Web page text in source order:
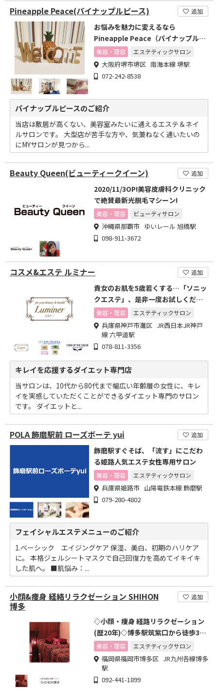
Pineapple Peace(パイナップルピース) 追加
お悩みを魅力に変えるなら
Pineapple Peace（パイナップルピ
ース）へ♪
美容・理容 エステティックサロン
大阪府堺市堺区 南海本線 堺駅
072-242-8538
パイナップルピースのご紹介
当店は敷居が高くない、美容室みたいに通えるエステ＆ネイ
ルサロンです。 大型店が苦手な方や、気兼ねなく通いたいの
にMYサロンが見つから...
Beauty Queen(ビューティークイーン) 追加
2020/11/3OP!美容皮膚科クリニック
で絶賛最新光脱毛マシーン!
美容・理容 ビューティサロン
沖縄県那覇市 ゆいレール 旭橋駅
098-911-3672
コスメ&エステ ルミナー 追加
貴女のお肌を5歳若くする…「ソニッ
クエステ」、是非一度お試しくださ
い美容・理容 エステティックサロン
兵庫県神戸市灘区 JR西日本JR神戸
線 六甲道駅
078-811-3356
キレイを応援するダイエット専門店
当サロンは、10代から80代まで幅広い年齢層の女性に、キレ
イを実感していただくことができるダイエット専門のサロン
です。 ダイエットと...
POLA 飾磨駅前 ローズボーテ yui 追加
飾磨駅すぐそば、「流す」にこだわ
る姫路人気エステ女性専用サロン
美容・理容 エステティックサロン
兵庫県姫路市 山陽電鉄本線 飾磨駅
079-280-4802
フェイシャルエステメニューのご紹介
1.ベーシック エイジングケア 保湿、美白、初期のハリケア
に。 本格ジェルシートマスクで自己回復力を高めてイキイキ
した肌へ。 ■肌悩み：...
小顔&痩身 経絡リラクゼーション SHIHON
博多
追加
◇小顔・痩身 経路リラクゼーション
(歴20年)◇博多駅筑紫口から徒歩3
分!◇完全個室
美容・理容 エステティックサロン
福岡県福岡市博多区 JR九州各線博多
駅
092-441-1899